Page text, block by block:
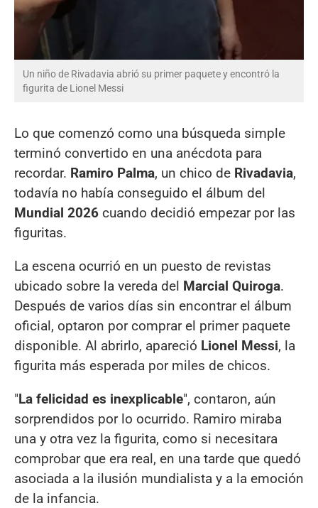
Un niño de Rivadavia abrió su primer paquete y encontró la
figurita de Lionel Messi
Lo que comenzó como una búsqueda simple
terminó convertido en una anécdota para
recordar. Ramiro Palma, un chico de Rivadavia,
todavía no había conseguido el álbum del
Mundial 2026 cuando decidió empezar por las
figuritas.
La escena ocurrió en un puesto de revistas
ubicado sobre la vereda del Marcial Quiroga.
Después de varios días sin encontrar el álbum
oficial, optaron por comprar el primer paquete
disponible. Al abrirlo, apareció Lionel Messi, la
figurita más esperada por miles de chicos.
"La felicidad es inexplicable", contaron, aún
sorprendidos por lo ocurrido. Ramiro miraba
una y otra vez la figurita, como si necesitara
comprobar que era real, en una tarde que quedó
asociada a la ilusión mundialista y a la emoción
de la infancia.